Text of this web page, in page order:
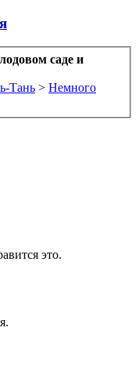
саде и
Тань > Немного
это.